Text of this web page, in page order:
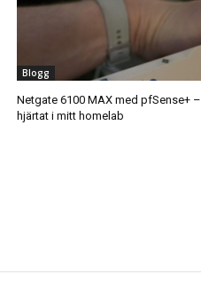
Blogg
Netgate 6100 MAX med pfSense+ –
hjärtat i mitt homelab